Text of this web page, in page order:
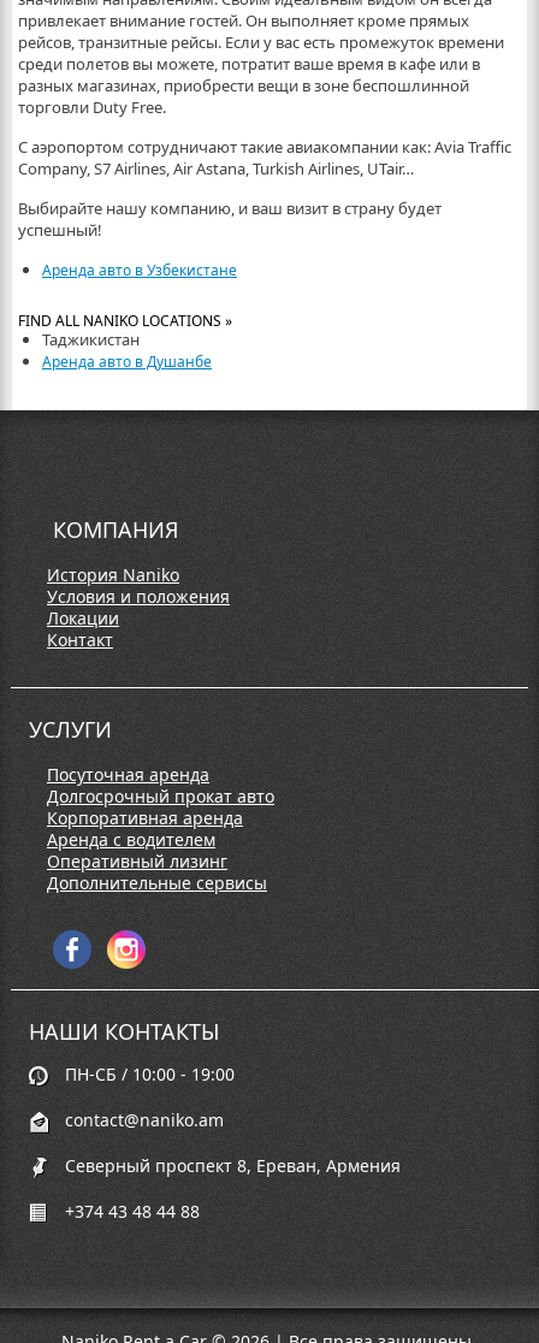
привлекает внимание гостей. Он выполняет кроме прямых
рейсов, транзитные рейсы. Если у вас есть промежуток времени
среди полетов вы можете, потратит ваше время в кафе или в
разных магазинах, приобрести вещи в зоне беспошлинной
торговли Duty Free.
С аэропортом сотрудничают такие авиакомпании как: Avia Traffic
Company, S7 Airlines, Air Astana, Turkish Airlines, UTair…
Выбирайте нашу компанию, и ваш визит в страну будет
успешный!
Аренда авто в Узбекистане
FIND ALL NANIKO LOCATIONS »
Таджикистан
Аренда авто в Душанбе
КОМПАНИЯ
История Naniko
Условия и положения
Локации
Контакт
УСЛУГИ
Посуточная аренда
Долгосрочный прокат авто
Корпоративная аренда
Аренда с водителем
Оперативный лизинг
Дополнительные сервисы
НАШИ КОНТАКТЫ
ПН-СБ / 10:00 - 19:00
contact@naniko.am
Северный проспект 8, Ереван, Армения
+374 43 48 44 88